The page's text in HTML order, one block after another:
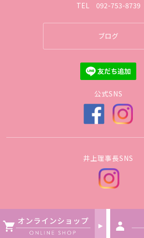
TEL 092-753-8739
ブログ
公式SNS
井上理事長SNS
Copyright © JOSUI CLINIC All Rights